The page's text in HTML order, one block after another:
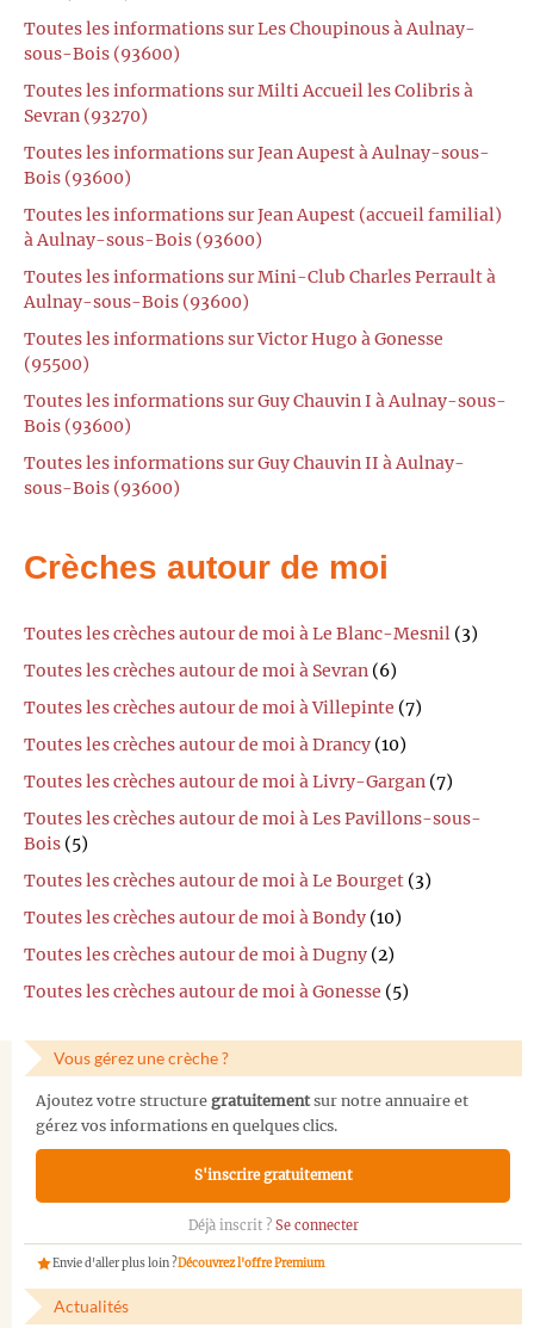
Toutes les informations sur Les Choupinous à Aulnay-
sous-Bois (93600)
Toutes les informations sur Milti Accueil les Colibris à
Sevran (93270)
Toutes les informations sur Jean Aupest à Aulnay-sous-
Bois (93600)
Toutes les informations sur Jean Aupest (accueil familial)
à Aulnay-sous-Bois (93600)
Toutes les informations sur Mini-Club Charles Perrault à
Aulnay-sous-Bois (93600)
Toutes les informations sur Victor Hugo à Gonesse
(95500)
Toutes les informations sur Guy Chauvin I à Aulnay-sous-
Bois (93600)
Toutes les informations sur Guy Chauvin II à Aulnay-
sous-Bois (93600)
Crèches autour de moi
Toutes les crèches autour de moi à Le Blanc-Mesnil (3)
Toutes les crèches autour de moi à Sevran (6)
Toutes les crèches autour de moi à Villepinte (7)
Toutes les crèches autour de moi à Drancy (10)
Toutes les crèches autour de moi à Livry-Gargan (7)
Toutes les crèches autour de moi à Les Pavillons-sous-
Bois (5)
Toutes les crèches autour de moi à Le Bourget (3)
Toutes les crèches autour de moi à Bondy (10)
Toutes les crèches autour de moi à Dugny (2)
Toutes les crèches autour de moi à Gonesse (5)
Vous gérez une crèche ?
Ajoutez votre structure gratuitementsur notre annuaire et
gérez vos informations en quelques clics.
S'inscrire gratuitement
Déjà inscrit ? Se connecter
Envie d'aller plus loin ?Découvrez l'offre Premium
Actualités